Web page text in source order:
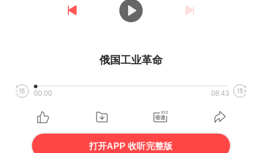
俄国工业革命
00:00 08:43
打开APP 收听完整版